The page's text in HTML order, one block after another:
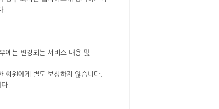
.
에는 변경되는 서비스 내용 및
원에게 별도 보상하지 않습니다.
.